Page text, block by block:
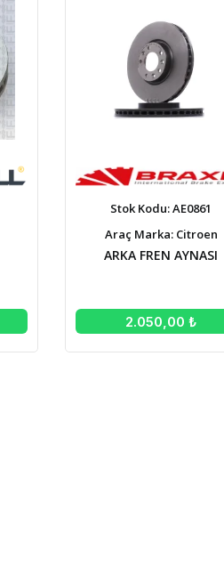
Stok Kodu: AE0861
Araç Marka: Citroen
ARKA FREN AYNASI
2.050,00 ₺